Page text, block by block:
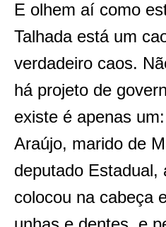
E olhem aí como
Talhada está um
verdadeiro caos.
há projeto de
existe é apenas
Araújo, marido de
deputado Estadual,
colocou na cabeça